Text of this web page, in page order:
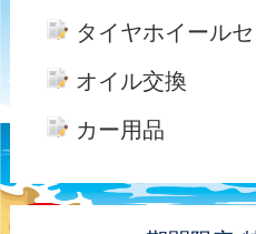
タイヤホイール
オイル交換
カー用品